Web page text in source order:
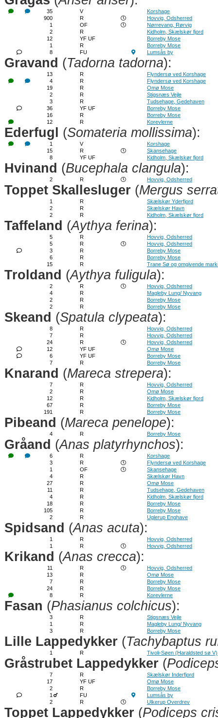
35 V
Korshage
900
R
Hovvig, Odsherred
1
OF
Nørrevang, Rørvig
2
R
Kidholm, Skælskør fjord
12
YF UF
Borreby Mose
1
R
Borreby Mose
8
FU Lumsås by
Gravand (Tadorna tadorna):
13 R
Flyndersø ved Korshage
4
R
Flyndersø ved Korshage
19
R
Omø Mose
2
R
Stigsnæs Vejle
3
R
Tudsehage, Gedehaven
36
YF UF
Borreby Mose
16
R
Borreby Mose
12
R Korevlerne
Ederfugl (Somateria mollissima):
1 V
Korshage
15
R
Skansehage
8
YF UF Kidholm, Skælskør fjord
Hvinand (Bucephala clangula):
2 R Hovvig, Odsherred
Toppet Skallesluger (Mergus
1 R
Skælskør Yderfjord
2
R
Skælskør Havn
2
R Kidholm, Skælskør fjord
Taffeland (Aythya ferina):
5 R
Hovvig, Odsherred
5
R
Hovvig, Odsherred
3
R
Borreby Mose
6
R
Borreby Mose
15
R Trane Sø og omgivende
Troldand (Aythya fuligula):
2 R
Hovvig, Odsherred
4
R
Magleby Lung/ Nyvang
2
R
Borreby Mose
2
R Borreby Mose
Skeand (Spatula clypeata):
8 R
Hovvig, Odsherred
7
R
Hovvig, Odsherred
24
R
Hovvig, Odsherred
12
YF UF
Omø Mose
6
YF UF
Borreby Mose
7
R Borreby Mose
Knarand (Mareca strepera):
7 R
Hovvig, Odsherred
2
R
Omø Mose
12
R
Kidholm, Skælskør fjord
67
R
Borreby Mose
191
R Borreby Mose
Pibeand (Mareca penelope):
4 R Borreby Mose
Gråand (Anas platyrhynchos):
6 R
Korshage
3
R
Flyndersø ved Korshage
1
OF
Skansehage
4
R
Skælskør Havn
27
R
Omø Mose
11
R
Tudsehage, Gedehaven
4
R
Kidholm, Skælskør fjord
18
R
Borreby Mose
105
R
Borreby Mose
2
R Uglerup Enghave
Spidsand (Anas acuta):
1 R
Hovvig, Odsherred
1
R Hovvig, Odsherred
Krikand (Anas crecca):
11 R
Hovvig, Odsherred
13
R
Omø Mose
7
R
Borreby Mose
24
R
Borreby Mose
8
R Korevlerne
Fasan (Phasianus colchicus):
3 R
Stigsnæs Vejle
1
R
Magleby Lung/ Nyvang
3
R Borreby Mose
Lille Lappedykker (Tachybaptus
1 R Tivoli-Søen (Haraldsted sø V)
Gråstrubet Lappedykker (
7 R
Skælskør Inderfjord
17
YF UF
Omø Mose
2
R
Borreby Mose
1
FU
Lumsås by
2
R Ulkerup Overdrev
Toppet Lappedykker (Podiceps